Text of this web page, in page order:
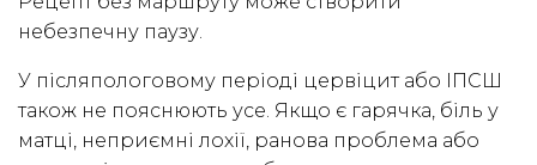
небезпечну паузу.
У післяпологовому періоді цервіцит або ІПСШ
також не пояснюють усе. Якщо є гарячка, біль у
матці, неприємні лохії, ранова проблема або